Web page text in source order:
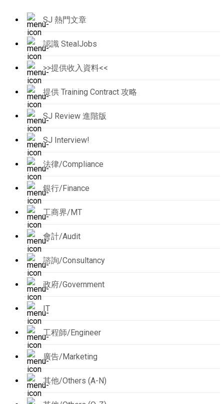
SJ 熱門文章
認識 StealJobs
>>提供收入資料<<
提供 Training Contract 攻略
SJ Review 進階版
SJ Interview!
法律/Compliance
銀行/Finance
工商界/MT
會計/Audit
諮詢/Consultancy
政府/Government
IT
工程師/Engineer
廣告/Marketing
其他/Others (A-N)